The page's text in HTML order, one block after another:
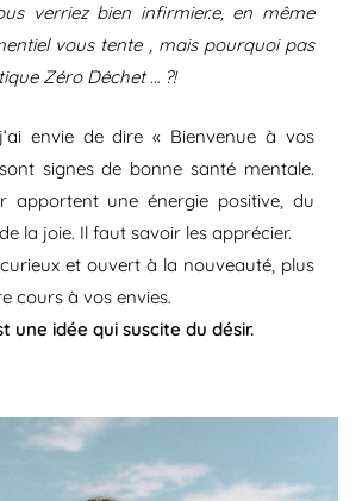
verriez bien infirmier.e, en même
vous tente , mais pourquoi pas
Zéro Déchet … ?!
envie de dire « Bienvenue à vos
signes de bonne santé mentale.
apportent une énergie positive, du
la joie. Il faut savoir les apprécier.
et ouvert à la nouveauté, plus
cours à vos envies.
une idée qui suscite du désir.